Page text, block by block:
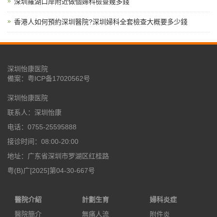
香港人如何預約深圳醫院?深圳婦科全套檢查大概要多少錢
深圳怡康医院
備案： 粤ICP备17020562号
深圳怡康医院
联系人：深圳怡康
电话：0755-25595888
接诊时间：08:00-20:00
地址：广东省深圳市罗湖区红桂路
粤(B)广[2025]第04-30-667号
醫院介紹
醫院簡介
計劃生育
無痛人流
婦科炎症
附件炎